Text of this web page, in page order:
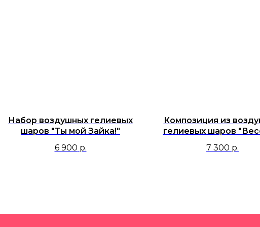
Набор воздушных гелиевых
шаров "Ты мой Зайка!"
6 900 р.
Композиция из
гелиевых шаров
7 300 р.